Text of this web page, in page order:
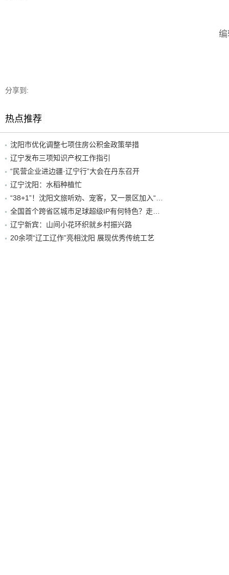
分享到:
热点推荐
沈阳市优化调整七项住房公积金政策举措
辽宁发布三项知识产权工作指引
“民营企业进边疆·辽宁行”大会在丹东召开
辽宁沈阳：水稻种植忙
辽宁新宾：山间小花环织就乡村振兴路
20余项“辽工辽作”亮相沈阳 展现优秀传统工艺